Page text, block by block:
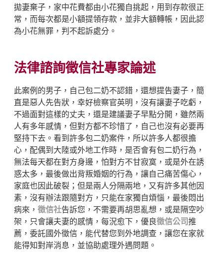
拋妻棄子，家中花費都由小花獨自挑起，用到存款很正
常，而每次都是小額提領存款，並非大額轉帳，因此認
為小花無罪，判不起訴處分。
法律諮詢徵信社專家論述
此案例的男子，自己包二奶不認錯，還想提告妻子，簡
直是惡人先告狀，幸好檢察官英明，沒有讓妻子吃虧，
不過面對這樣的丈夫，還是建議妻子早點分開，雖然兩
人有多年感情，但對方都不珍惜了，自己也沒有必要再
堅持下去。看到許多包二奶案件，所以許多人都很擔
心，配偶到大陸或外地工作時，是否會有包二奶行為，
無法每天都在對方身邊，怕對方不甘寂寞，或是外在誘
惑太多，最後做出背叛婚姻的行為，讓自己痛苦傷心，
家庭也因此破裂；但是兩人分隔兩地，又有許多其他因
素，沒有辦法跟隨對方，只能在家獨自煩惱，最後悶出
病來， 徵信社告訴您，不需要再胡思亂想，或是隔空吵
架，只會讓夫妻的感情，每況愈下，優良徵信公司 推
薦，委託國外徵信，能代替您到外地調查，讓您在家就
能得知對岸消息，並協助處理外遇問題。